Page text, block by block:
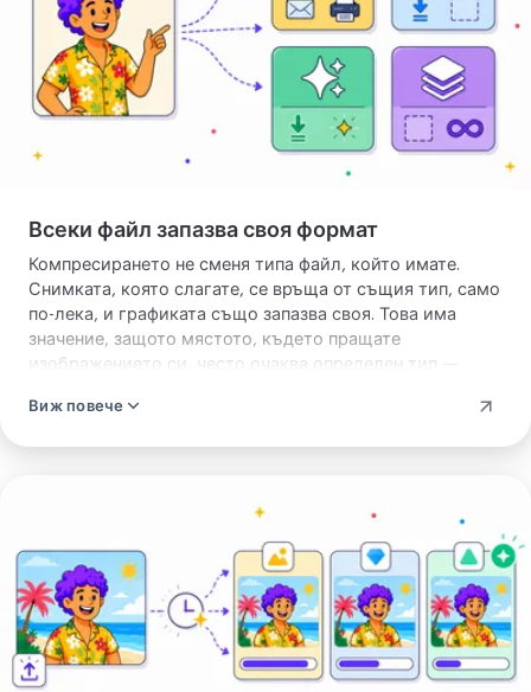
Всеки файл запазва своя формат
Компресирането не сменя типа файл, който имате.
Снимката, която слагате, се връща от същия тип, само
по-лека, и графиката също запазва своя. Това има
значение, защото мястото, където пращате
изображението си, често очаква определен тип —
качване на сайт. Получавате по-малък файл, за да го
а резултата можете да компресирате после.
Виж повече